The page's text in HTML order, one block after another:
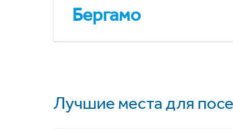
Бергамо
Лучшие места для